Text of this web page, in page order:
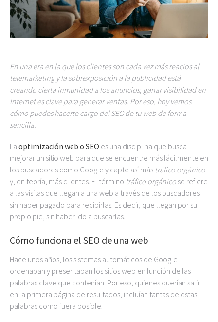
En una era en la que los clientes son cada vez más reacios al
telemarketing y la sobrexposición a la publicidad está
creando cierta inmunidad a los anuncios, ganar visibilidad en
Internet es clave para generar ventas. Por eso, hoy vemos
cómo puedes hacerte cargo del SEO de tu web de forma
sencilla.
La optimización web o SEO es una disciplina que busca
mejorar un sitio web para que se encuentre más fácilmente en
los buscadores como Google y capte así más tráfico orgánico
y, en teoría, más clientes. El término tráfico orgánico se refiere
a las visitas que llegan a una web a través de los buscadores
sin haber pagado para recibirlas. Es decir, que llegan por su
propio pie, sin haber ido a buscarlas.
Cómo funciona el SEO de una web
Hace unos años, los sistemas automáticos de Google
ordenaban y presentaban los sitios web en función de las
palabras clave que contenían. Por eso, quienes querían salir
en la primera página de resultados, incluían tantas de estas
palabras como fuera posible.